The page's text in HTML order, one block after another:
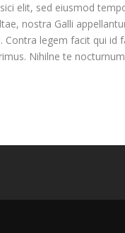
elit, sed eiusmod
nostra Galli
Contra legem facit qui id
Nihilne te